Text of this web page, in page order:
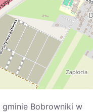
Bobrowniki w